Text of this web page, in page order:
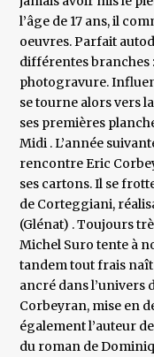
l’âge de 17 ans, il
oeuvres. Parfait
différentes branches
photogravure.
se tourne alors vers
ses premières
Midi . L’année
rencontre Eric
ses cartons. Il se
de Corteggiani,
(Glénat) . Toujours
Michel Suro tente à
tandem tout frais naît
ancré dans l’univers
Corbeyran, mise en
également l’auteur
du roman de